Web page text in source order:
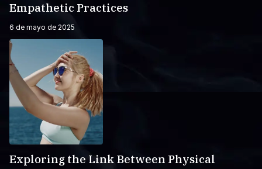
Empathetic Practices
6 de mayo de 2025
Exploring the Link Between Physical